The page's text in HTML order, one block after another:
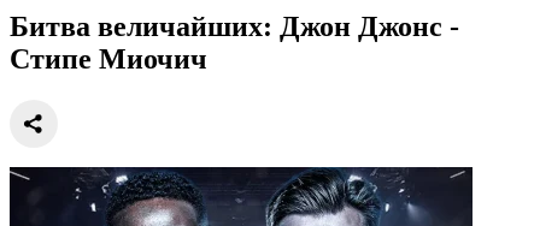
Битва величайших: Джон Джонс -
Стипе Миочич